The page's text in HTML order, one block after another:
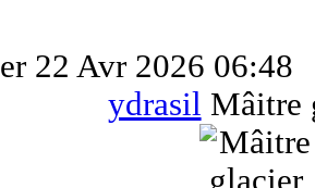
22 Avr 2026 06:48
ydrasil Mâitre